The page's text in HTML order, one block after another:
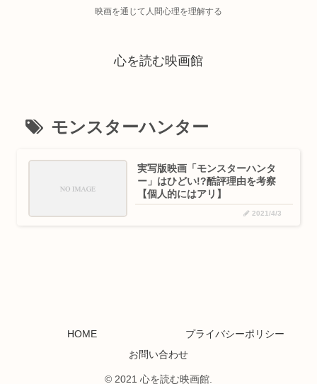
映画を通じて人間心理を理解する
心を読む映画館
モンスターハンター
実写版映画「モンスターハンタ
ー」はひどい!?酷評理由を考察
【個人的にはアリ】
2021/4/3
HOME
プライバシーポリシー
お問い合わせ
© 2021 心を読む映画館.